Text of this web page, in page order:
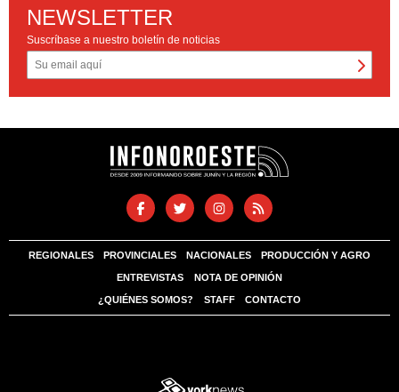
NEWSLETTER
Suscríbase a nuestro boletín de noticias
REGIONALES PROVINCIALES NACIONALES PRODUCCIÓN Y AGRO
ENTREVISTAS NOTA DE OPINIÓN
¿QUIÉNES SOMOS? STAFF CONTACTO